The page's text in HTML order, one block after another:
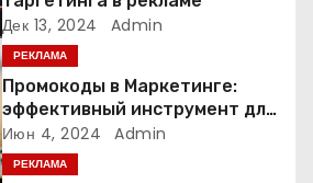
Дек 13, 2024 Admin
РЕКЛАМА
Промокоды в Маркетинге:
эффективный инструмент для
увеличения продаж и
привлечения клиентов
Июн 4, 2024 Admin
РЕКЛАМА